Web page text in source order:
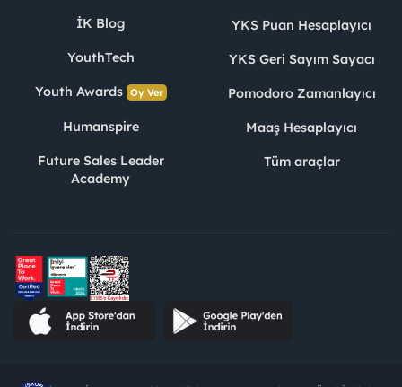
İK Blog
YouthTech
Youth Awards Oy Ver
Humanspire
Future Sales Leader
Academy
YKS Puan Hesaplayıcı
YKS Geri Sayım Sayacı
Pomodoro Zamanlayıcı
Maaş Hesaplayıcı
Tüm araçlar